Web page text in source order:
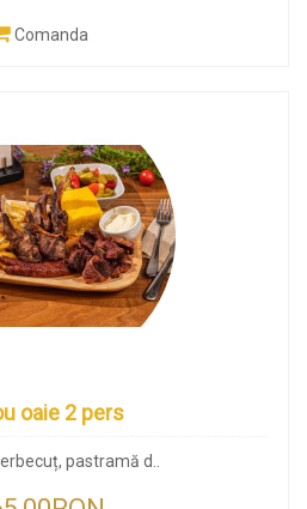
Comanda
oaie 2 pers
pastramă d..